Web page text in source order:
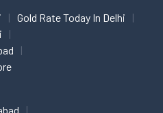
Gold Rate Today In Delhi